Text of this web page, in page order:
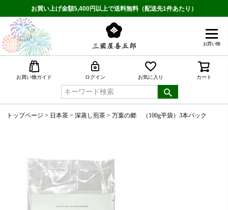
お買い上げ金額5,400円以上で送料無料（配送先1件あたり）
お買い物
お買い物ガイド ログイン お気に入り カート
トップページ 日本茶 深蒸し煎茶 万葉の郷 （100g平袋）3本パック